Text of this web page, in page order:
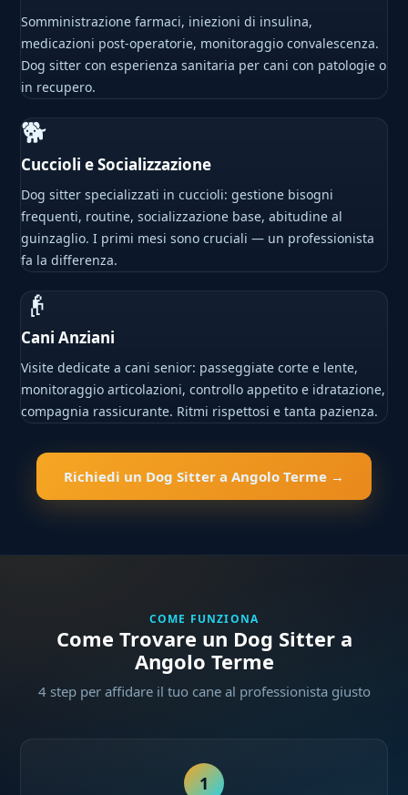
Somministrazione farmaci, iniezioni di insulina,
medicazioni post-operatorie, monitoraggio convalescenza.
Dog sitter con esperienza sanitaria per cani con patologie o
in recupero.
🐕
Cuccioli e Socializzazione
Dog sitter specializzati in cuccioli: gestione bisogni
frequenti, routine, socializzazione base, abitudine al
guinzaglio. I primi mesi sono cruciali — un professionista
fa la differenza.
👴
Cani Anziani
Visite dedicate a cani senior: passeggiate corte e lente,
monitoraggio articolazioni, controllo appetito e idratazione,
compagnia rassicurante. Ritmi rispettosi e tanta pazienza.
Richiedi un Dog Sitter a Angolo Terme →
COME FUNZIONA
Come Trovare un Dog Sitter a
Angolo Terme
4 step per affidare il tuo cane al professionista giusto
1